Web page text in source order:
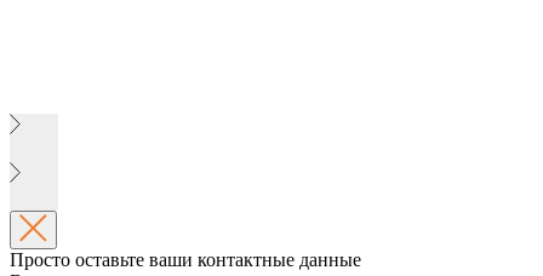
Просто оставьте ваши контактные данные